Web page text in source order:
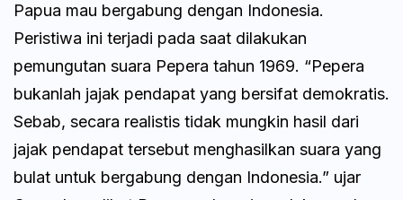
Papua mau bergabung dengan Indonesia.
Peristiwa ini terjadi pada saat dilakukan
pemungutan suara Pepera tahun 1969. “Pepera
bukanlah jajak pendapat yang bersifat demokratis.
Sebab, secara realistis tidak mungkin hasil dari
jajak pendapat tersebut menghasilkan suara yang
bulat untuk bergabung dengan Indonesia.” ujar